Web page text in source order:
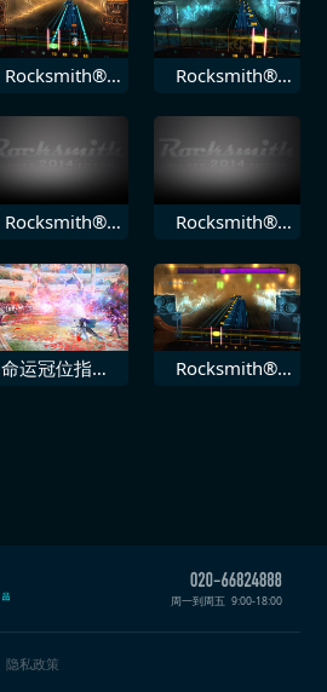
Rocksmith®
外人
Rocksmith®
堕落
Rocksmith®
负鼠王国
Rocksmith®
Ruby Soho
命运冠位指定
Rocksmith®
周一到周五 9:00-18:00
隐私政策